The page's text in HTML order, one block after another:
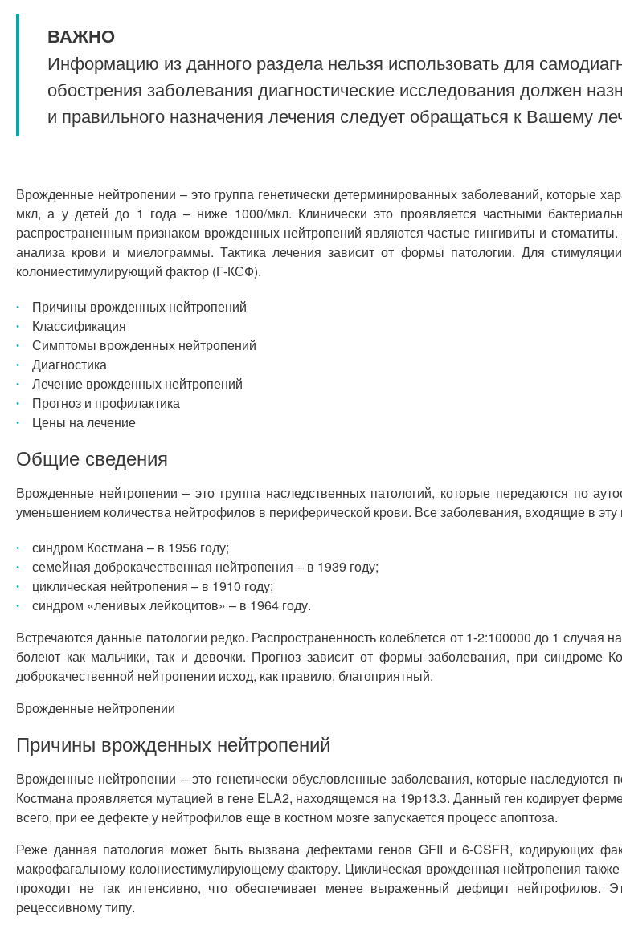
ВАЖНО
Информацию из данного раздела нельзя использовать для
обострения заболевания диагностические исследования должен
и правильного назначения лечения следует обращаться к Вашему
Врожденные нейтропении – это группа генетически детерминированных заболеваний, которые
мкл, а у детей до 1 года – ниже 1000/мкл. Клинически это проявляется частными
распространенным признаком врожденных нейтропений являются частые гингивиты и
анализа крови и миелограммы. Тактика лечения зависит от формы патологии. Для
колониестимулирующий фактор (Г-КСФ).
Причины врожденных нейтропений
Классификация
Симптомы врожденных нейтропений
Диагностика
Лечение врожденных нейтропений
Прогноз и профилактика
Цены на лечение
Общие сведения
Врожденные нейтропении – это группа наследственных патологий, которые передаются по
уменьшением количества нейтрофилов в периферической крови. Все заболевания, входящие в
синдром Костмана – в 1956 году;
семейная доброкачественная нейтропения – в 1939 году;
циклическая нейтропения – в 1910 году;
синдром «ленивых лейкоцитов» – в 1964 году.
Встречаются данные патологии редко. Распространенность колеблется от 1-2:100000 до 1
болеют как мальчики, так и девочки. Прогноз зависит от формы заболевания, при синдроме
доброкачественной нейтропении исход, как правило, благоприятный.
Врожденные нейтропении
Причины врожденных нейтропений
Врожденные нейтропении – это генетически обусловленные заболевания, которые
Костмана проявляется мутацией в гене ELA2, находящемся на 19р13.3. Данный ген кодирует
всего, при ее дефекте у нейтрофилов еще в костном мозге запускается процесс апоптоза.
Реже данная патология может быть вызвана дефектами генов GFII и 6-CSFR, кодирующих
макрофагальному колониестимулирующему фактору. Циклическая врожденная нейтропения
проходит не так интенсивно, что обеспечивает менее выраженный дефицит
рецессивному типу.